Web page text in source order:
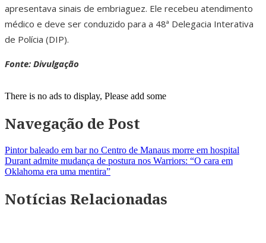
apresentava sinais de embriaguez. Ele recebeu atendimento
médico e deve ser conduzido para a 48ª Delegacia Interativa
de Polícia (DIP).
Fonte: Divulgação
There is no ads to display, Please add some
Navegação de Post
Pintor baleado em bar no Centro de Manaus morre em hospital
Durant admite mudança de postura nos Warriors: “O cara em
Oklahoma era uma mentira”
Notícias Relacionadas